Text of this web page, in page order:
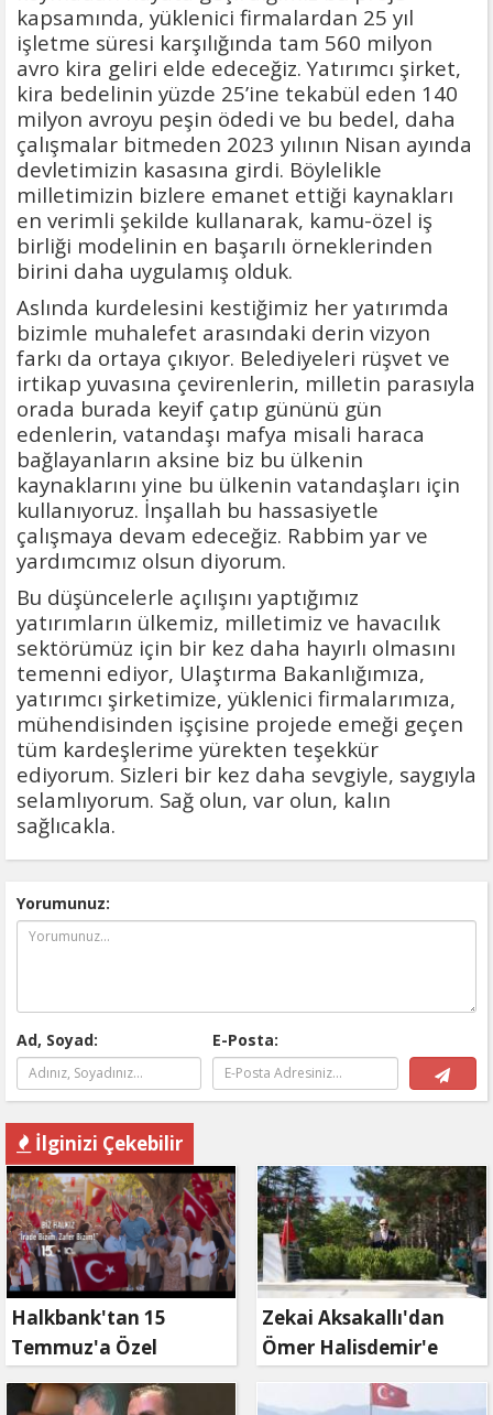
kapsamında, yüklenici firmalardan 25 yıl
işletme süresi karşılığında tam 560 milyon
avro kira geliri elde edeceğiz. Yatırımcı şirket,
kira bedelinin yüzde 25’ine tekabül eden 140
milyon avroyu peşin ödedi ve bu bedel, daha
çalışmalar bitmeden 2023 yılının Nisan ayında
devletimizin kasasına girdi. Böylelikle
milletimizin bizlere emanet ettiği kaynakları
en verimli şekilde kullanarak, kamu-özel iş
birliği modelinin en başarılı örneklerinden
birini daha uygulamış olduk.
Aslında kurdelesini kestiğimiz her yatırımda
bizimle muhalefet arasındaki derin vizyon
farkı da ortaya çıkıyor. Belediyeleri rüşvet ve
irtikap yuvasına çevirenlerin, milletin parasıyla
orada burada keyif çatıp gününü gün
edenlerin, vatandaşı mafya misali haraca
bağlayanların aksine biz bu ülkenin
kaynaklarını yine bu ülkenin vatandaşları için
kullanıyoruz. İnşallah bu hassasiyetle
çalışmaya devam edeceğiz. Rabbim yar ve
yardımcımız olsun diyorum.
Bu düşüncelerle açılışını yaptığımız
yatırımların ülkemiz, milletimiz ve havacılık
sektörümüz için bir kez daha hayırlı olmasını
temenni ediyor, Ulaştırma Bakanlığımıza,
yatırımcı şirketimize, yüklenici firmalarımıza,
mühendisinden işçisine projede emeği geçen
tüm kardeşlerime yürekten teşekkür
ediyorum. Sizleri bir kez daha sevgiyle, saygıyla
selamlıyorum. Sağ olun, var olun, kalın
sağlıcakla.
Yorumunuz:
Ad, Soyad: E-Posta:
İlginizi Çekebilir
Halkbank'tan 15
Temmuz'a Özel
Reklam Filmi: "İrade
Bizim, Zafer Bizim"
Zekai Aksakallı'dan
Ömer Halisdemir'e
'vefa' ziyareti!